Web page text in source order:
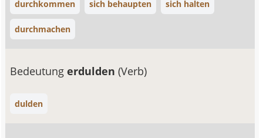
durchkommen sich behaupten sich halten
durchmachen
Bedeutungerdulden(Verb)
dulden